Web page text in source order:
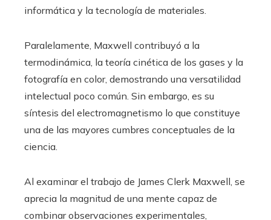
informática y la tecnología de materiales.
Paralelamente, Maxwell contribuyó a la
termodinámica, la teoría cinética de los gases y la
fotografía en color, demostrando una versatilidad
intelectual poco común. Sin embargo, es su
síntesis del electromagnetismo lo que constituye
una de las mayores cumbres conceptuales de la
ciencia.
Al examinar el trabajo de James Clerk Maxwell, se
aprecia la magnitud de una mente capaz de
combinar observaciones experimentales,